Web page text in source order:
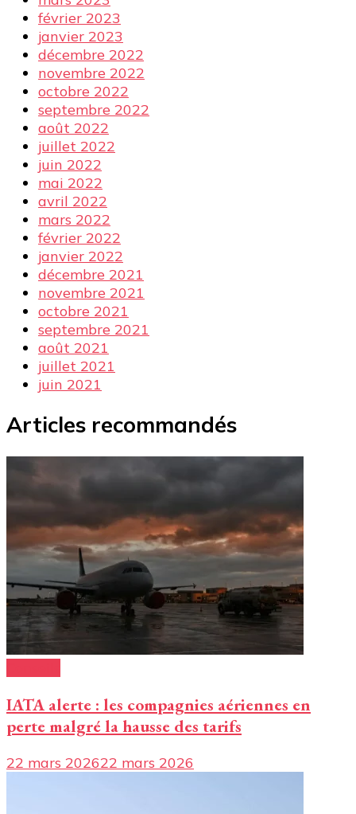
février 2023
janvier 2023
décembre 2022
novembre 2022
octobre 2022
septembre 2022
août 2022
juillet 2022
juin 2022
mai 2022
avril 2022
mars 2022
février 2022
janvier 2022
décembre 2021
novembre 2021
octobre 2021
septembre 2021
août 2021
juillet 2021
juin 2021
Articles recommandés
IATA alerte : les compagnies aériennes en
perte malgré la hausse des tarifs
22 mars 202622 mars 2026